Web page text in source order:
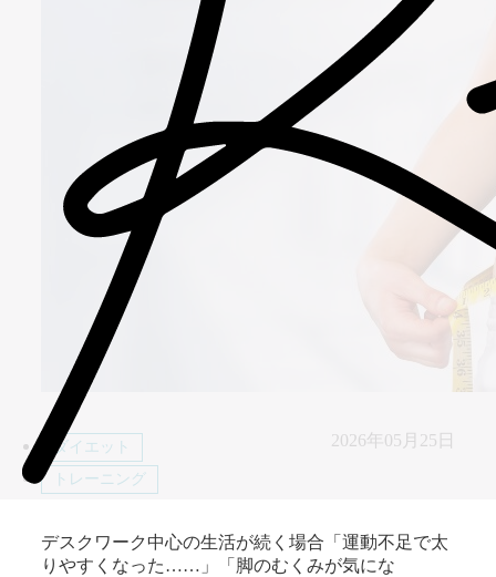
ダイエット
トレーニング
2026年05月25日
デスクワーク中心の生活が続く場合「運動不足で太
りやすくなった……」「脚のむくみが気にな